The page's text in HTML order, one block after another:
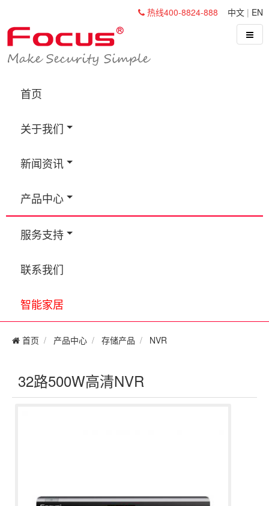
中文 | EN
热线400-8824-888
首页
关于我们
新闻资讯
产品中心
服务支持
联系我们
智能家居
首页 产品中心 存储产品 NVR
32路500W高清NVR